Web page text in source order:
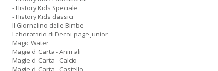
- History Kids Speciale
- History Kids classici
Il Giornalino delle Bimbe
Laboratorio di Decoupage Junior
Magic Water
Magie di Carta - Animali
Magie di Carta - Calcio
Magie di Carta - Castello